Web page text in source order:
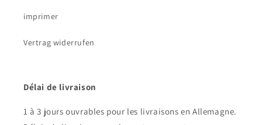
imprimer
Vertrag widerrufen
Délai de livraison
1 à 3 jours ouvrables pour les livraisons en Allemagne.